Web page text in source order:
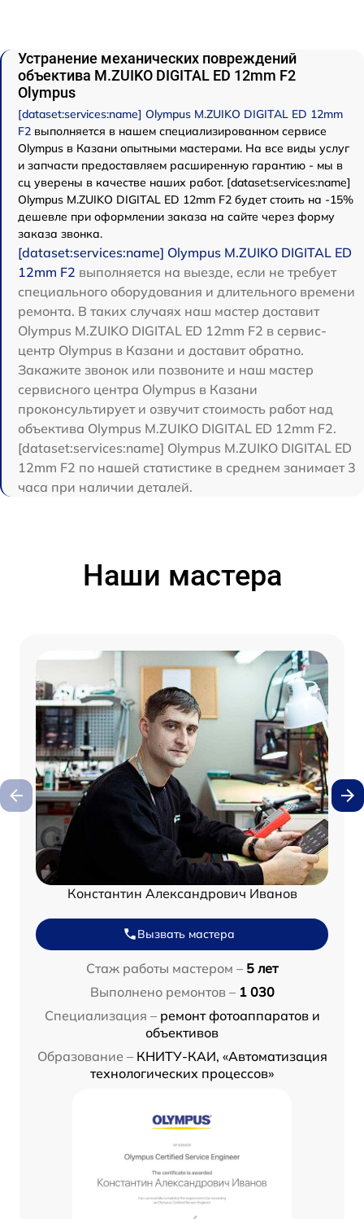
Устранение механических повреждений
объектива M.ZUIKO DIGITAL ED 12mm F2
Olympus
[dataset:services:name] Olympus M.ZUIKO DIGITAL ED 12mm
F2 выполняется в нашем специализированном сервисе
Olympus в Казани опытными мастерами. На все виды услуг
и запчасти предоставляем расширенную гарантию - мы в
сц уверены в качестве наших работ. [dataset:services:name]
Olympus M.ZUIKO DIGITAL ED 12mm F2 будет стоить на -15%
дешевле при оформлении заказа на сайте через форму
заказа звонка.
[dataset:services:name] Olympus M.ZUIKO DIGITAL ED
12mm F2 выполняется на выезде, если не требует
специального оборудования и длительного времени
ремонта. В таких случаях наш мастер доставит
Olympus M.ZUIKO DIGITAL ED 12mm F2 в сервис-
центр Olympus в Казани и доставит обратно.
Закажите звонок или позвоните и наш мастер
сервисного центра Olympus в Казани
проконсультирует и озвучит стоимость работ над
объектива Olympus M.ZUIKO DIGITAL ED 12mm F2.
[dataset:services:name] Olympus M.ZUIKO DIGITAL ED
12mm F2 по нашей статистике в среднем занимает 3
часа при наличии деталей.
Наши мастера
Константин Александрович Иванов
Вызвать мастера
Стаж работы мастером – 5 лет
Выполнено ремонтов – 1 030
Специализация – ремонт фотоаппаратов и
объективов
Образование – КНИТУ-КАИ, «Автоматизация
технологических процессов»